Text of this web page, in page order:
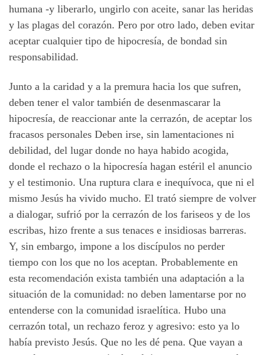
humana -y liberarlo, ungirlo con aceite, sanar las heridas
y las plagas del corazón. Pero por otro lado, deben evitar
aceptar cualquier tipo de hipocresía, de bondad sin
responsabilidad.
Junto a la caridad y a la premura hacia los que sufren,
deben tener el valor también de desenmascarar la
hipocresía, de reaccionar ante la cerrazón, de aceptar los
fracasos personales Deben irse, sin lamentaciones ni
debilidad, del lugar donde no haya habido acogida,
donde el rechazo o la hipocresía hagan estéril el anuncio
y el testimonio. Una ruptura clara e inequívoca, que ni el
mismo Jesús ha vivido mucho. El trató siempre de volver
a dialogar, sufrió por la cerrazón de los fariseos y de los
escribas, hizo frente a sus tenaces e insidiosas barreras.
Y, sin embargo, impone a los discípulos no perder
tiempo con los que no los aceptan. Probablemente en
esta recomendación exista también una adaptación a la
situación de la comunidad: no deben lamentarse por no
entenderse con la comunidad israelítica. Hubo una
cerrazón total, un rechazo feroz y agresivo: esto ya lo
había previsto Jesús. Que no les dé pena. Que vayan a